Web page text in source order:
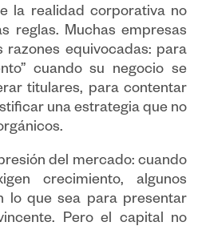
la realidad corporativa no
reglas. Muchas empresas
razones equivocadas: para
cuando su negocio se
titulares, para contentar
una estrategia que no
del mercado: cuando
crecimiento, algunos
lo que sea para presentar
Pero el capital no